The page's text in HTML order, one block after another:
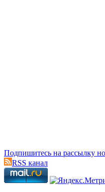
Подпишитесь на рассылку
RSS канал